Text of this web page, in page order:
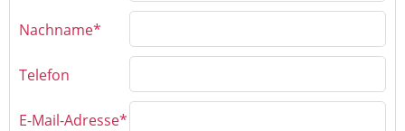
Nachname*
Telefon
E-Mail-Adresse*